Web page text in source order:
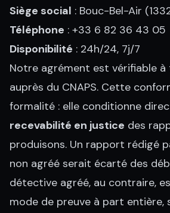
Siège social : Bouc-Bel-Air
Téléphone : +33 6 82 36 43 05
Disponibilité : 24h/24, 7j/7
Notre agrément est vérifiable
auprès du CNAPS. Cette
formalité : elle conditionne
recevabilité en justice des
produisons. Un rapport rédigé
non agréé serait écarté des
détective agréé, au contraire,
mode de preuve à part entière,